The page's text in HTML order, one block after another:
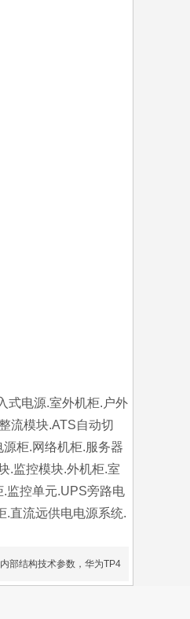
式电源.室外机柜.户外
流模块.ATS自动切
柜.网络机柜.服务器
.监控模块.外机柜.室
监控单元.UPS旁路电
.直流远供电电源系统.
部结构技术参数，华为TP4